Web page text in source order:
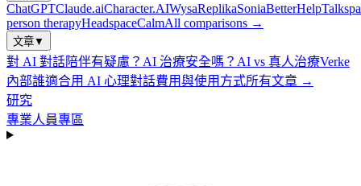
ChatGPTClaude.aiCharacter.AIWysaReplikaSoniaBetterHelp
person therapyHeadspaceCalmAll comparisons →
文章▼
對 AI 對話陪伴有疑慮？ AI 治療安全嗎？ AI vs 真人治療Verke
內部誰適合用 AI 心理對話費用與使用方式所有文章 →
研究
專業人員專區